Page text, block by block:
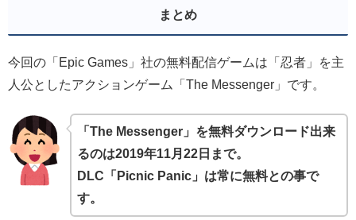
まとめ
今回の「Epic Games」社の無料配信ゲームは「忍者」を主
人公としたアクションゲーム「The Messenger」です。
「The Messenger」を無料ダウンロード出来
るのは2019年11月22日まで。
DLC「Picnic Panic」は常に無料との事で
す。